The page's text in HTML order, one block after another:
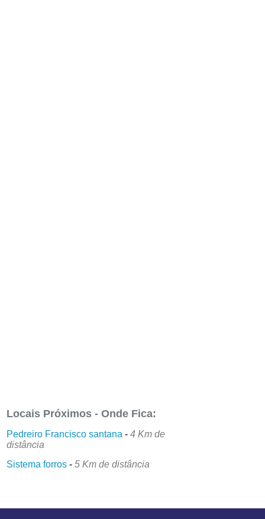
Locais Próximos - Onde Fica:
Pedreiro Francisco santana -4 Km de
distância
Sistema forros -5 Km de distância